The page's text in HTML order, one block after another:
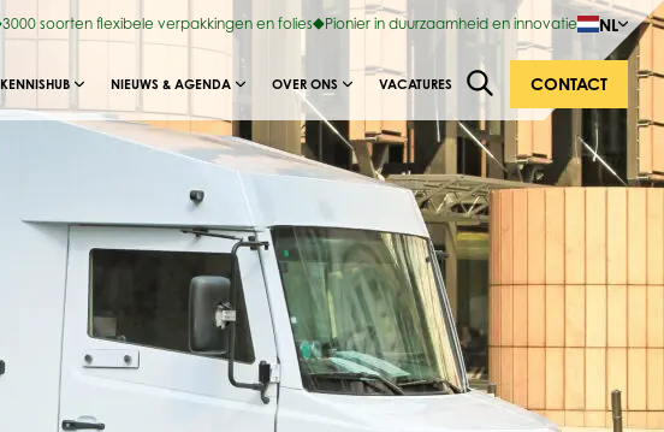
3000 soorten flexibele verpakkingen en folies Pionier in duurzaamheid en innovatie NL
KENNISHUB NIEUWS & AGENDA OVER ONS VACATURES CONTACT